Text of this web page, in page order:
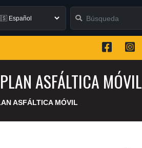
ASFÁLTICA MÓVIL
ASFÁLTICA MÓVIL